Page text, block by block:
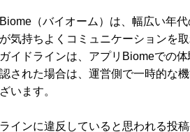
（バイオーム）は、幅広い年
気持ちよくコミュニケーションを
イドラインは、アプリBiomeでの
された場合は、運営側で一時的な
います。
インに違反していると思われる投